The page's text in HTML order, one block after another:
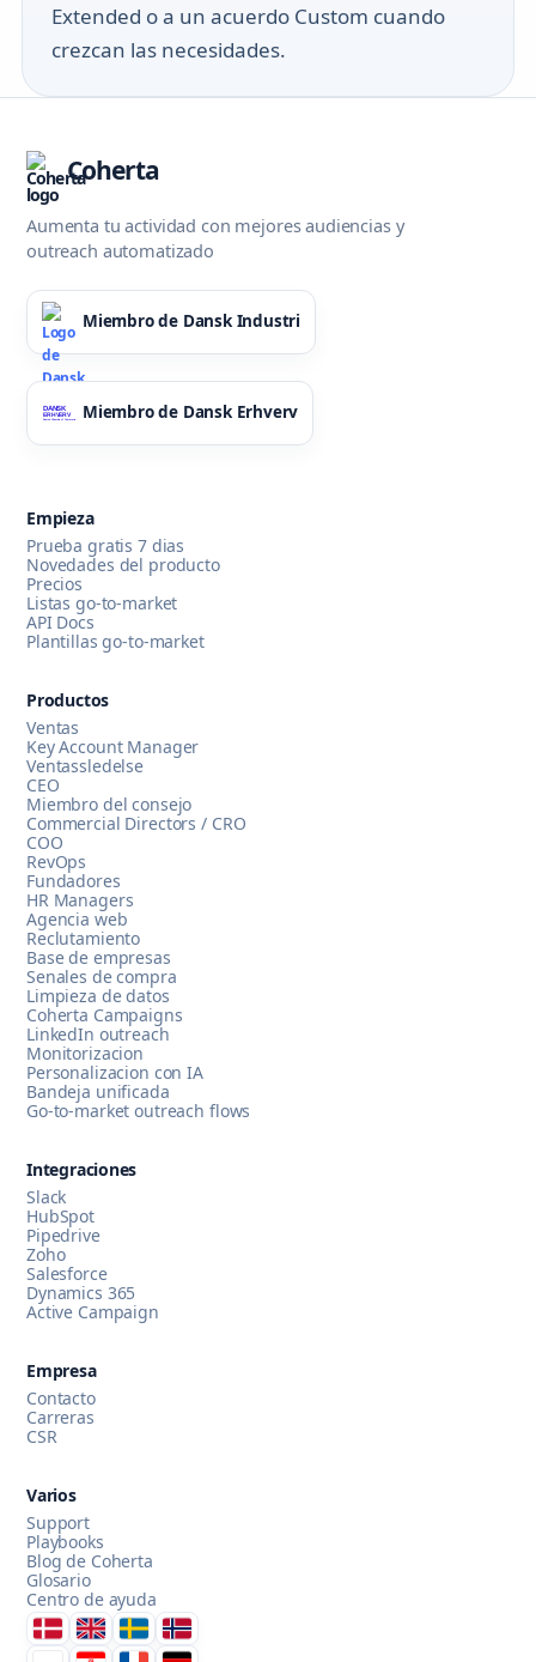
Extended o a un acuerdo Custom cuando
crezcan las necesidades.
Chatea con nosotros
Coherta
Aumenta tu actividad con mejores audiencias y
outreach automatizado
Miembro de Dansk Industri
Miembro de Dansk Erhverv
Empieza
Prueba gratis 7 dias
Novedades del producto
Precios
Listas go-to-market
API Docs
Plantillas go-to-market
Productos
Ventas
Key Account Manager
Ventassledelse
CEO
Miembro del consejo
Commercial Directors / CRO
COO
RevOps
Fundadores
HR Managers
Agencia web
Reclutamiento
Base de empresas
Senales de compra
Limpieza de datos
Coherta Campaigns
LinkedIn outreach
Monitorizacion
Personalizacion con IA
Bandeja unificada
Go-to-market outreach flows
Integraciones
Slack
HubSpot
Pipedrive
Zoho
Salesforce
Dynamics 365
Active Campaign
Empresa
Contacto
Carreras
CSR
Varios
Support
Playbooks
Blog de Coherta
Glosario
Centro de ayuda
DanmarkUnited Kingdom
SverigeNorge